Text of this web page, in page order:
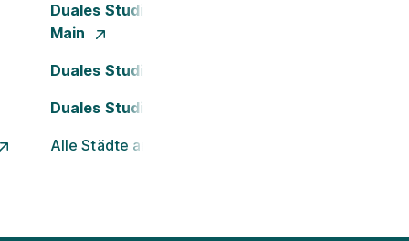
Duales Studium Frankfurt am
Main
Duales Studium Köln
Duales Studium Nürnberg
Alle Städte ansehen